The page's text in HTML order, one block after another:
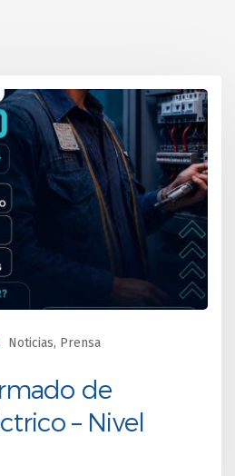
Noticias, Prensa
de
– Nivel